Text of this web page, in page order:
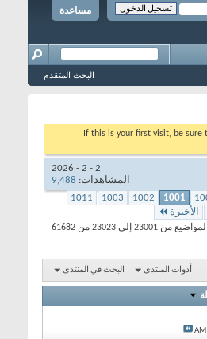
مساعدة
البحث المتقدم
If this is your first visit, be sure
2 - 2 - 2026
المشاهدات: 9,488
1001
1002
1003
1011
الأخيرة
23001 إلى 23023 من 61682
أدوات المنتدى البحث في المنتدى